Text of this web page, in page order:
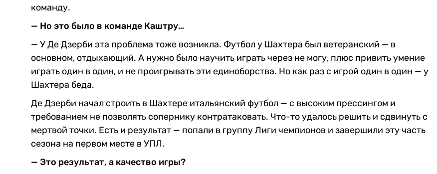
команду.
— Но это было в команде Каштру…
— У Де Дзерби эта проблема тоже возникла. Футбол у Шахтера был ветеранский — в
основном, отдыхающий. А нужно было научить играть через не могу, плюс привить умение
играть один в один, и не проигрывать эти единоборства. Но как раз с игрой один в один — у
Шахтера беда.
Де Дзерби начал строить в Шахтере итальянский футбол — с высоким прессингом и
требованием не позволять сопернику контратаковать. Что-то удалось решить и сдвинуть с
мертвой точки. Есть и результат — попали в группу Лиги чемпионов и завершили эту часть
сезона на первом месте в УПЛ.
— Это результат, а качество игры?